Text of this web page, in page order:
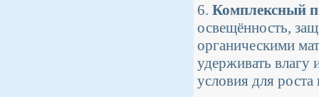
6. Комплексный
освещённость,
органическими
удерживать влагу
условия для роста